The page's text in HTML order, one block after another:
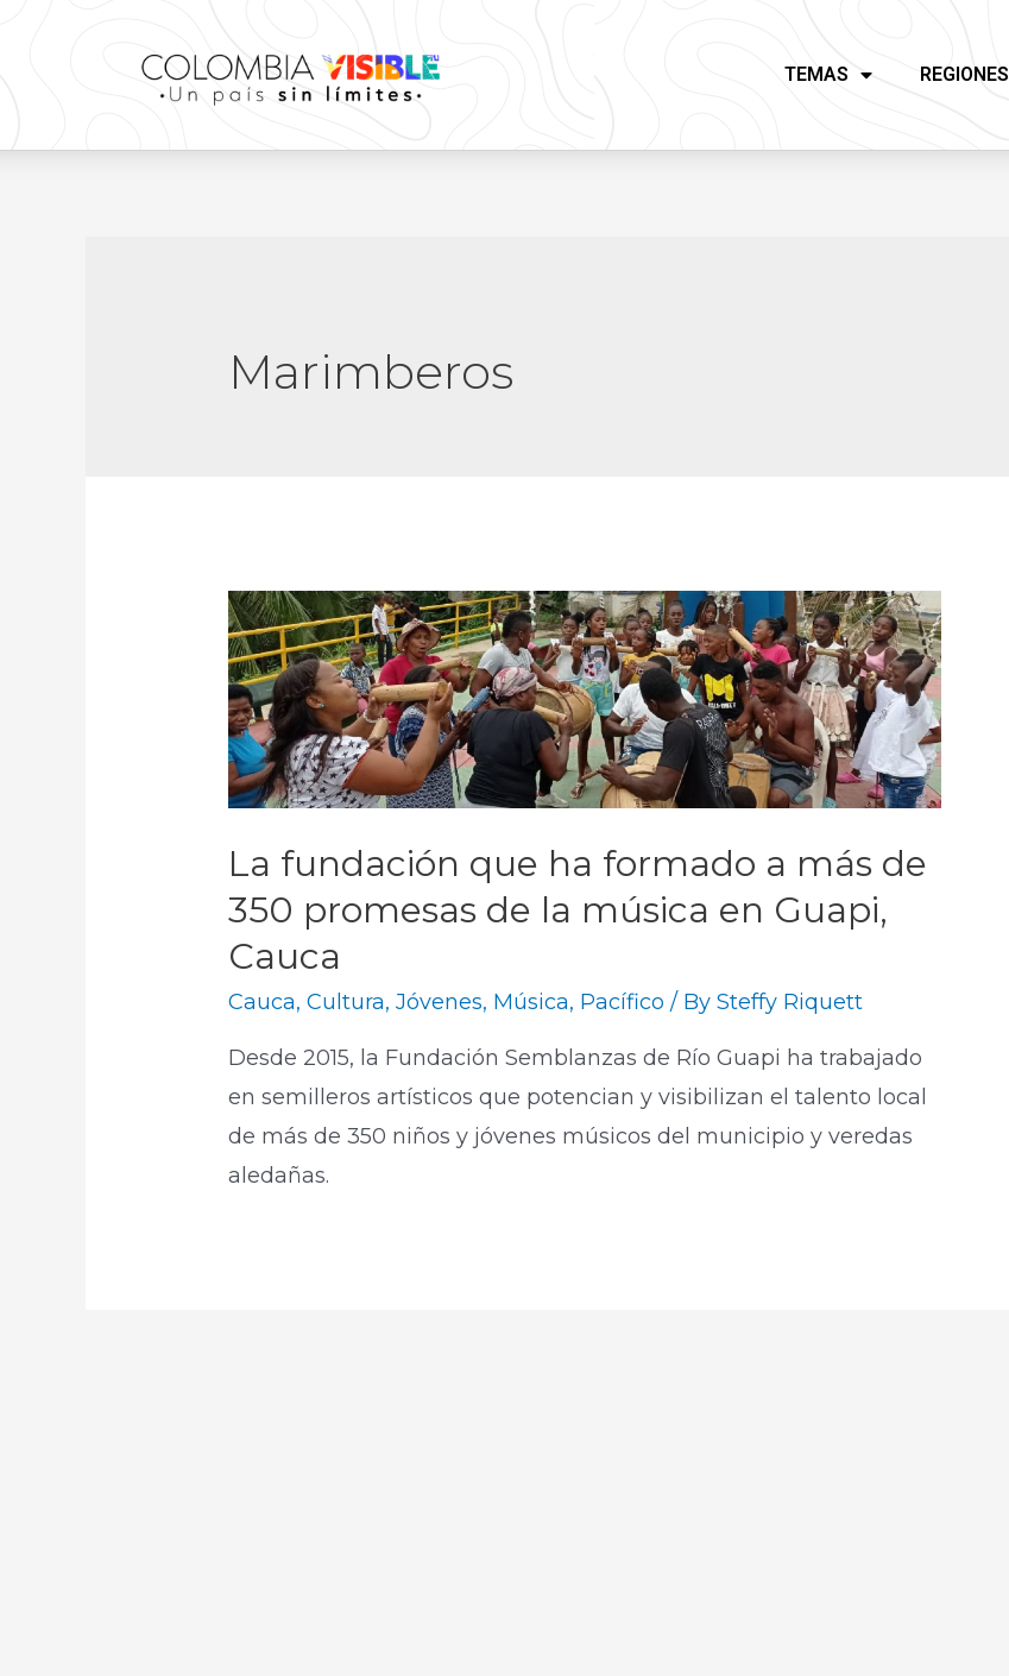
TEMAS REGIONES
Marimberos
La fundación que ha formado a más de
350 promesas de la música en Guapi,
Cauca
Cauca,Cultura,Jóvenes, Música, Pacífico / BySteffy Riquett
Desde 2015, la Fundación Semblanzas de Río Guapi ha trabajado
en semilleros artísticos que potencian y visibilizan el talento local
de más de 350 niños y jóvenes músicos del municipio y veredas
aledañas.​